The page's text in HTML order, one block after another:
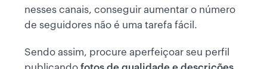
nesses canais, conseguir aumentar o número
de seguidores não é uma tarefa fácil.
Sendo assim, procure aperfeiçoar seu perfil